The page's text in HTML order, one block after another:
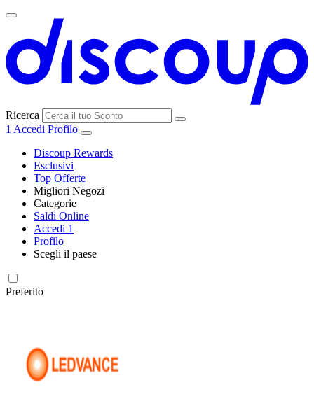
Ricerca
1 Accedi Profilo
Discoup Rewards
Esclusivi
Top Offerte
Migliori Negozi
SHEIN
eBay
Categorie
Elettronica e
Saldi Online
Accedi 1
Profilo
Scegli il paese
Preferito